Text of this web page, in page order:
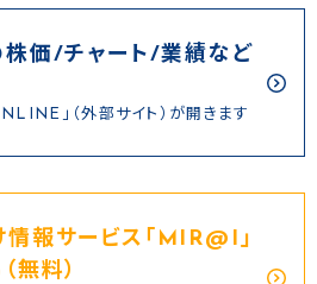
株価/チャート/業績など
」（外部サイト）が開きます
情報サービス｢MIR@I｣
無料）